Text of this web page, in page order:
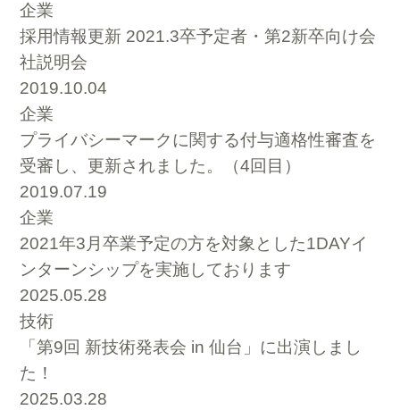
企業
採用情報更新 2021.3卒予定者・第2新卒向け会
社説明会
2019.10.04
企業
プライバシーマークに関する付与適格性審査を
受審し、更新されました。（4回目）
2019.07.19
企業
2021年3月卒業予定の方を対象とした1DAYイ
ンターンシップを実施しております
2025.05.28
技術
「第9回 新技術発表会 in 仙台」に出演しまし
た！
2025.03.28